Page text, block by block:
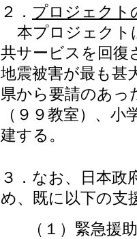
２． プロジェクト
本プロジェクト
共サービスを回復
地震被害が最も甚
県から要請のあっ
（９９教室）、
建する。
３．なお、日本政
め、既に以下の支
（１）緊急援